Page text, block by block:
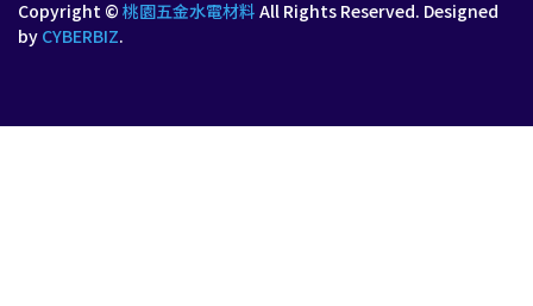
Copyright © 桃園五金水電材料 All Rights Reserved. Designed
by CYBERBIZ.